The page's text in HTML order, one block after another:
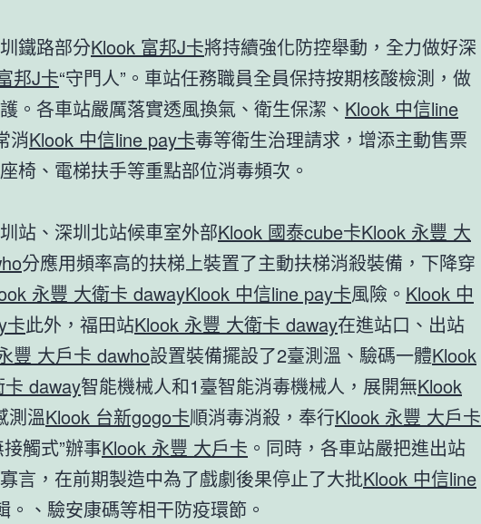
鐵路部分Klook 富邦J卡將持續強化防控舉動，全力做好深
邦J卡“守門人”。車站任務職員全員保持按期核酸檢測，做
。各車站嚴厲落實透風換氣、衛生保潔、 Klook 中信line
消Klook 中信line pay卡毒等衛生治理請求，增添主動售票
椅、電梯扶手等重點部位消毒頻次。
站、深圳北站候車室外部Klook 國泰cube卡Klook 永豐 大
分應用頻率高的扶梯上裝置了主動扶梯消殺裝備，下降穿
永豐 大衛卡 dawayKlook 中信line pay卡風險。 Klook 中
卡此外，福田站Klook 永豐 大衛卡 daway在進站口、出站
豐 大戶卡 dawho設置裝備擺設了2臺測溫、驗碼一體Klook
daway智能機械人和1臺智能消毒機械人，展開無Klook
測溫Klook 台新gogo卡順消毒消殺，奉行Klook 永豐 大戶卡
接觸式”辦事Klook 永豐 大戶卡 。同時，各車站嚴把進出站
言，在前期製造中為了戲劇後果停止了大批Klook 中信line
。、驗安康碼等相干防疫環節。